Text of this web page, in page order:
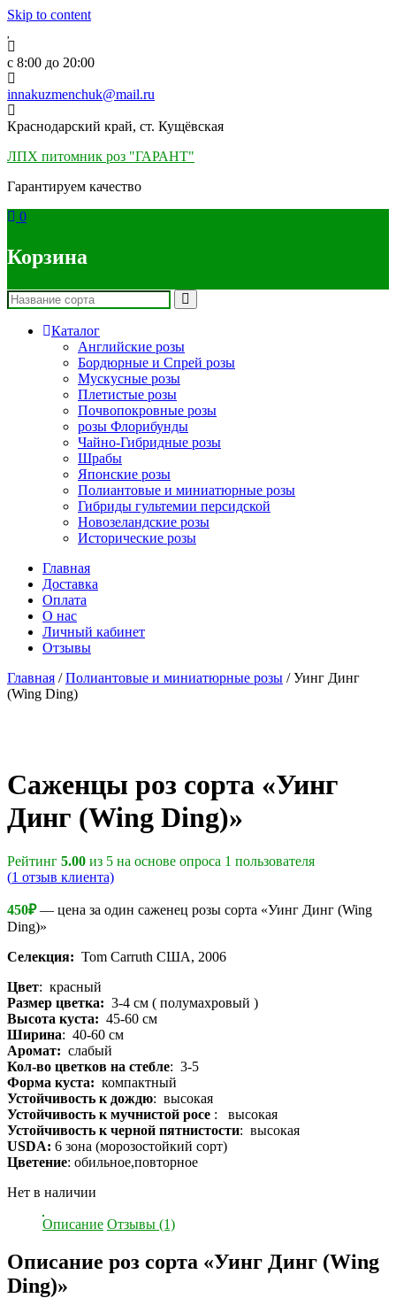
Skip to content
c 8:00 до 20:00
innakuzmenchuk@mail.ru
Краснодарский край, ст. Кущёвская
ЛПХ питомник роз "ГАРАНТ"
Гарантируем качество
0
Корзина
Каталог
Английские розы
Бордюрные и Спрей розы
Мускусные розы
Плетистые розы
Почвопокровные розы
розы Флорибунды
Чайно-Гибридные розы
Шрабы
Японские розы
Полиантовые и миниатюрные розы
Гибриды гультемии персидской
Новозеландские розы
Исторические розы
Главная
Доставка
Оплата
О нас
Личный кабинет
Отзывы
Главная /Полиантовые и миниатюрные розы / Уинг Динг
(Wing Ding)
Cаженцы роз сорта «Уинг
Динг (Wing Ding)»
Рейтинг 5.00 из 5 на основе опроса 1 пользователя
(1 отзыв клиента)
450₽— цена за один саженец розы сорта «Уинг Динг (Wing
Ding)»
Селекция: Tom Carruth США, 2006
Цвет: красный
Размер цветка: 3-4 см ( полумахровый )
Высота куста: 45-60 см
Ширина: 40-60 см
Аромат: слабый
Кол-во цветков на стебле: 3-5
Форма куста: компактный
Устойчивость к дождю: высокая
Устойчивость к мучнистой росе : высокая
Устойчивость к черной пятнистости: высокая
USDA: 6 зона (морозостойкий сорт)
Цветение: обильное,повторное
Нет в наличии
Описание Отзывы (1)
Описание роз сорта «Уинг Динг (Wing
Ding)»